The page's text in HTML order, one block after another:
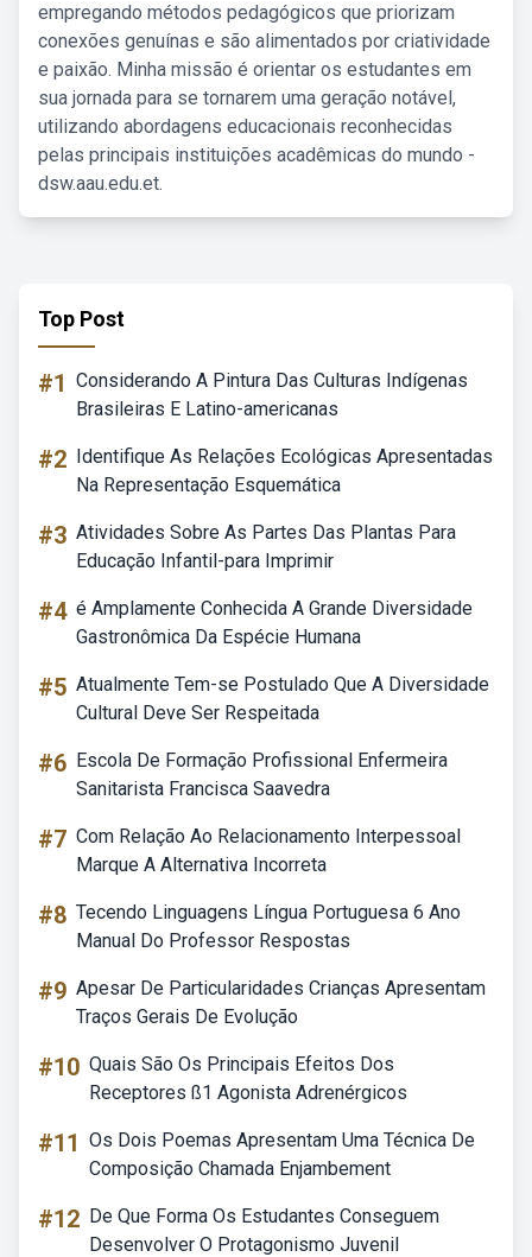
empregando métodos pedagógicos que priorizam
conexões genuínas e são alimentados por criatividade
e paixão. Minha missão é orientar os estudantes em
sua jornada para se tornarem uma geração notável,
utilizando abordagens educacionais reconhecidas
pelas principais instituições acadêmicas do mundo -
dsw.aau.edu.et.
Top Post
#1 Considerando A Pintura Das Culturas Indígenas
Brasileiras E Latino-americanas
#2 Identifique As Relações Ecológicas Apresentadas
Na Representação Esquemática
#3 Atividades Sobre As Partes Das Plantas Para
Educação Infantil-para Imprimir
#4 é Amplamente Conhecida A Grande Diversidade
Gastronômica Da Espécie Humana
#5 Atualmente Tem-se Postulado Que A Diversidade
Cultural Deve Ser Respeitada
#6 Escola De Formação Profissional Enfermeira
Sanitarista Francisca Saavedra
#7 Com Relação Ao Relacionamento Interpessoal
Marque A Alternativa Incorreta
#8 Tecendo Linguagens Língua Portuguesa 6 Ano
Manual Do Professor Respostas
#9 Apesar De Particularidades Crianças Apresentam
Traços Gerais De Evolução
#10 Quais São Os Principais Efeitos Dos
Receptores ß1 Agonista Adrenérgicos
#11 Os Dois Poemas Apresentam Uma Técnica De
Composição Chamada Enjambement
#12 De Que Forma Os Estudantes Conseguem
Desenvolver O Protagonismo Juvenil